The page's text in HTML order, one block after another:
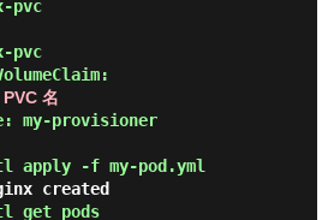
名
apply -f my-pod.yml
created
get pods